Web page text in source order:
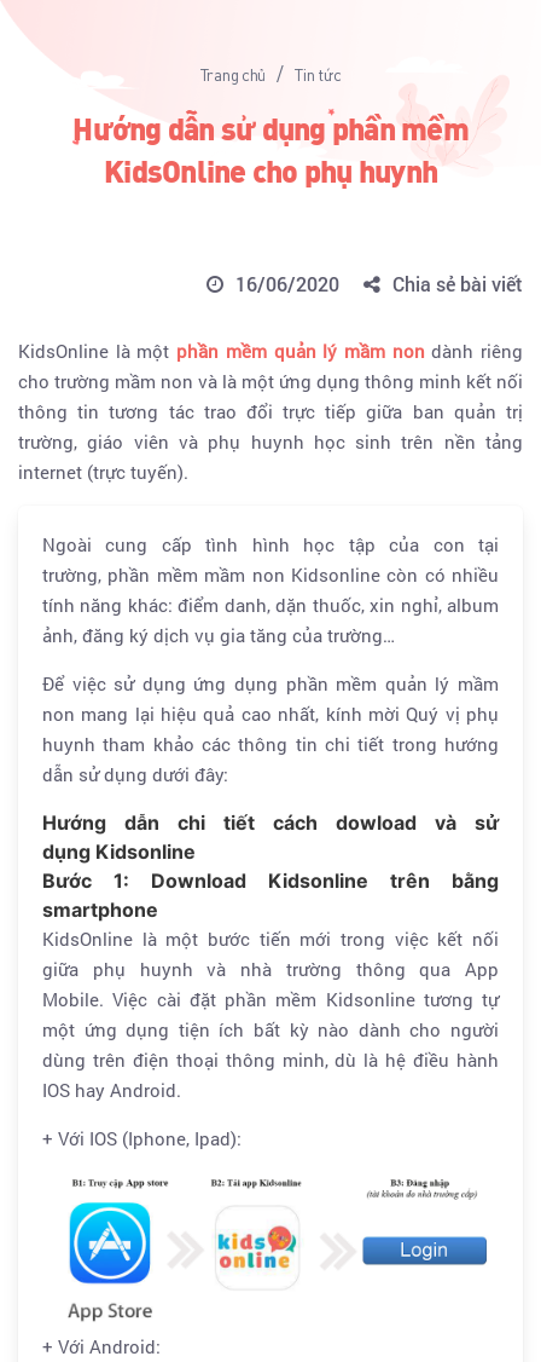
Trang chủ / Tin tức
Hướng dẫn sử dụng phần mềm
KidsOnline cho phụ huynh
16/06/2020 Chia sẻ bài viết
KidsOnline là một phần mềm quản lý mầm non dành riêng
cho trường mầm non và là một ứng dụng thông minh kết nối
thông tin tương tác trao đổi trực tiếp giữa ban quản trị
trường, giáo viên và phụ huynh học sinh trên nền tảng
internet (trực tuyến).
Ngoài cung cấp tình hình học tập của con tại
trường, phần mềm mầm non Kidsonline còn có nhiều
tính năng khác: điểm danh, dặn thuốc, xin nghỉ, album
ảnh, đăng ký dịch vụ gia tăng của trường…
Để việc sử dụng ứng dụng phần mềm quản lý mầm
non mang lại hiệu quả cao nhất, kính mời Quý vị phụ
huynh tham khảo các thông tin chi tiết trong hướng
dẫn sử dụng dưới đây:
Hướng dẫn chi tiết cách dowload và sử
dụng Kidsonline
Bước 1: Download Kidsonline trên bằng
smartphone
KidsOnline là một bước tiến mới trong việc kết nối
giữa phụ huynh và nhà trường thông qua App
Mobile. Việc cài đặt phần mềm Kidsonline tương tự
một ứng dụng tiện ích bất kỳ nào dành cho người
dùng trên điện thoại thông minh, dù là hệ điều hành
IOS hay Android.
+ Với IOS (Iphone, Ipad):
+ Với Android: